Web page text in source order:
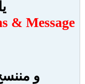
& Message
و